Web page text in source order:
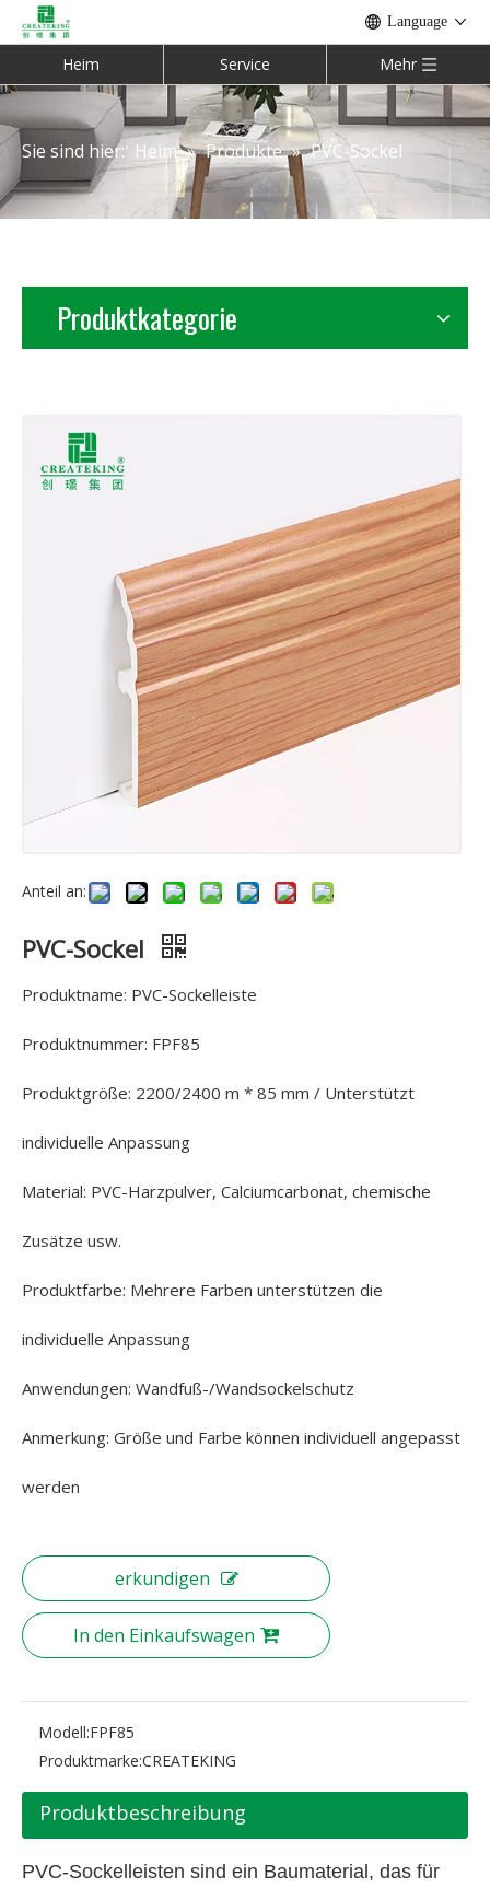
Language
Heim Service Mehr
Sie sind hier: Heim » Produkte » PVC-Sockel
Produktkategorie
Anteil an:
PVC-Sockel
Produktname: PVC-Sockelleiste
Produktnummer: FPF85
Produktgröße: 2200/2400 m * 85 mm / Unterstützt
individuelle Anpassung
Material: PVC-Harzpulver, Calciumcarbonat, chemische
Zusätze usw.
Produktfarbe: Mehrere Farben unterstützen die
individuelle Anpassung
Anwendungen: Wandfuß-/Wandsockelschutz
Anmerkung: Größe und Farbe können individuell angepasst
werden
erkundigen
In den Einkaufswagen
Modell:FPF85
Produktmarke:CREATEKING
Produktbeschreibung
PVC-Sockelleisten sind ein Baumaterial, das für